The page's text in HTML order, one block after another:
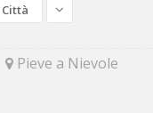
Città
Pieve a Nievole